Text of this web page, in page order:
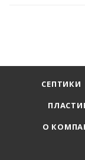
СЕПТИКИ
О